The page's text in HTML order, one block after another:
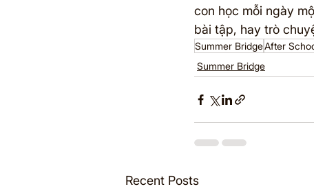
con học mỗi ngày
bài tập, hay trò
Summer BridgeAfter
Summer Bridge
Recent Posts